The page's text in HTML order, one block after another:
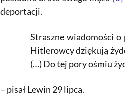
deportacji.
Straszne wiadomości o
Hitlerowcy dziękują
(…) Do tej pory ośmiu
– pisał Lewin 29 lipca.